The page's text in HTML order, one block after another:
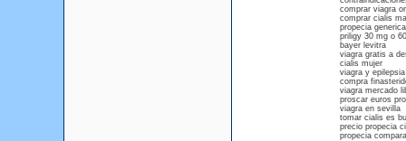
comprar viagra
comprar cialis
propecia generica
priligy 30 mg o
bayer levitra
viagra gratis a
cialis mujer
viagra y epilepsia
compra
viagra mercado
proscar euros
viagra en sevilla
tomar cialis es
precio propecia
propecia